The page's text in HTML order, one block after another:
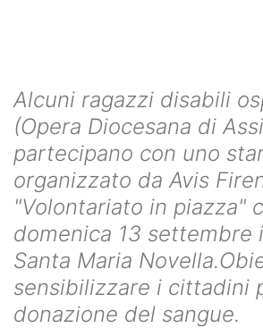
Alcuni ragazzi disabili
(Opera Diocesana di
partecipano con uno
organizzato da Avis
"Volontariato in piazza"
domenica 13 settembre
Santa Maria
sensibilizzare i cittadini
donazione del sangue.